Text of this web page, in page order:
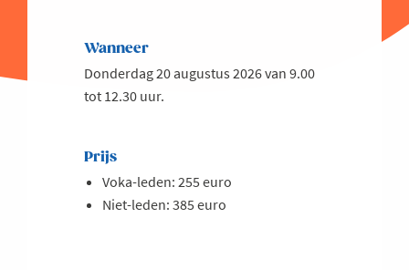
Wanneer
Donderdag 20 augustus 2026 van 9.00
tot 12.30 uur.
Prijs
Voka-leden: 255 euro
Niet-leden: 385 euro